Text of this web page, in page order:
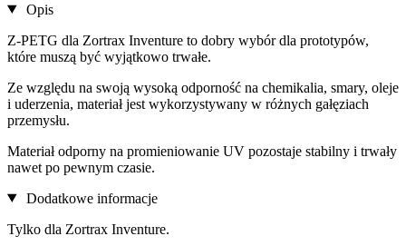
Opis
Z-PETG dla Zortrax Inventure to dobry wybór dla prototypów,
które muszą być wyjątkowo trwałe.
Ze względu na swoją wysoką odporność na chemikalia, smary, oleje
i uderzenia, materiał jest wykorzystywany w różnych gałęziach
przemysłu.
Materiał odporny na promieniowanie UV pozostaje stabilny i trwały
nawet po pewnym czasie.
Dodatkowe informacje
Tylko dla Zortrax Inventure.